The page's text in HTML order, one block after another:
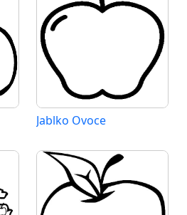
Jablko Ovoce